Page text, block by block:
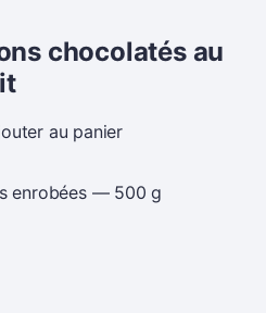
chocolatés au
au panier